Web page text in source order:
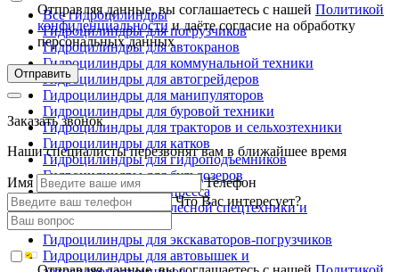
Все гидроцилиндры
Гидроцилиндры для погрузчиков
Гидроцилиндры для автокранов
Гидроцилиндры для коммунальной техники
Гидроцилиндры для автогрейдеров
Гидроцилиндры для манипуляторов
Гидроцилиндры для буровой техники
Гидроцилиндры для тракторов и сельхозтехники
Гидроцилиндры для катков
Гидроцилиндры для гидроподъемников
Гидроцилиндры для бульдозеров
Гидроцилиндры для пресса
Гидроцилиндры для лесной спецтехники и
металловозов
Гидроцилиндры для экскаваторов-погрузчиков
Гидроцилиндры для автовышек и
Отправляя данные, вы соглашаетесь с нашейПолитикой
конфиденциальностии даёте согласие на обработку
персональных данных
Отправить
Заказать звонок
Наши специалисты перезвонят вам в ближайшее время
Имя
Телефон
Что Вас интересует?